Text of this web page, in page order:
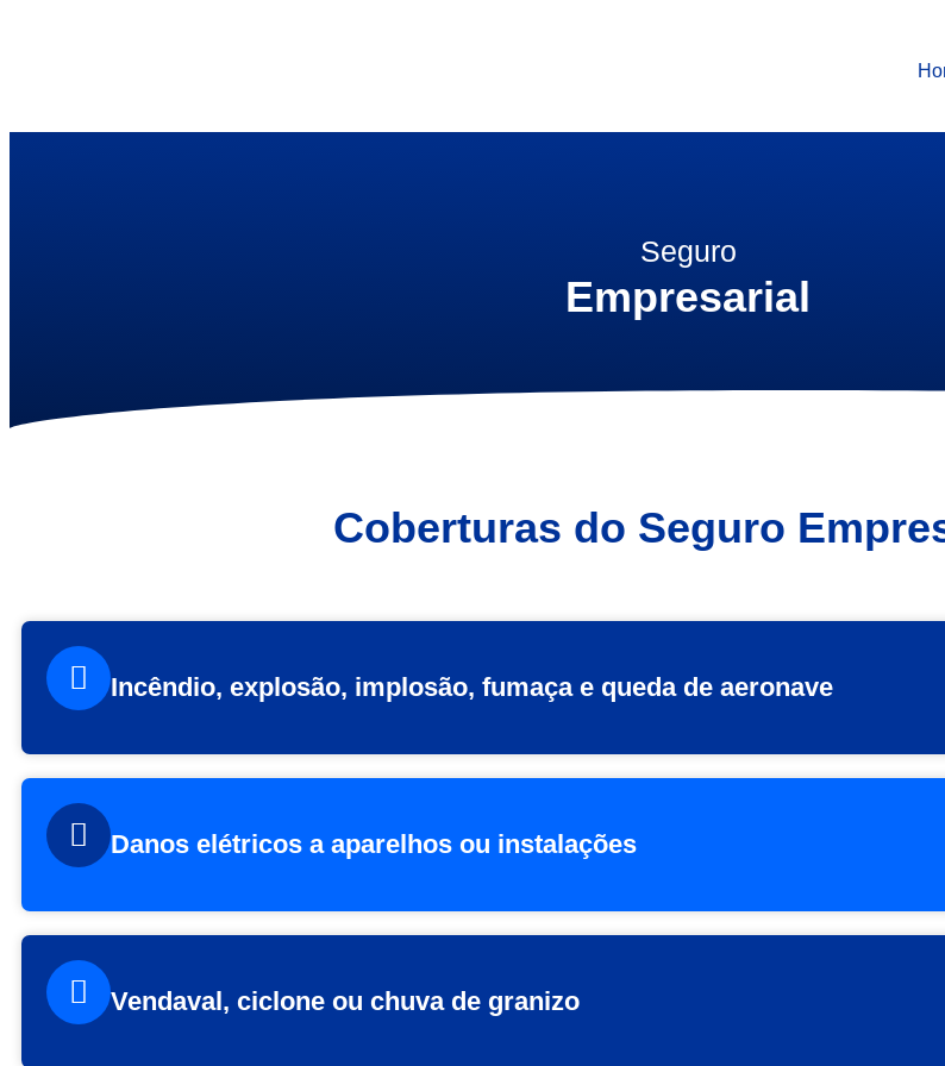
Seguro
Empresarial
Coberturas do Seguro
Incêndio, explosão, implosão, fumaça e queda de aeronave
Danos elétricos a aparelhos ou instalações
Vendaval, ciclone ou chuva de granizo